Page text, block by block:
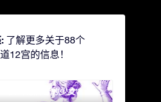
了解更多关于88个
12宫的信息！
被铁链锁着的少女